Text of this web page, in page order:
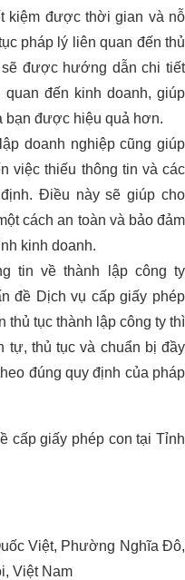
kiệm được thời gian và nỗ
pháp lý liên quan đến thủ
được hướng dẫn chi tiết
đến kinh doanh, giúp
bạn được hiệu quả hơn.
doanh nghiệp cũng giúp
việc thiếu thông tin và các
Điều này sẽ giúp cho
cách an toàn và bảo đảm
kinh doanh.
tin về thành lập công ty
đề Dịch vụ cấp giấy phép
thủ tục thành lập công ty thì
tự, thủ tục và chuẩn bị đầy
đúng quy định của pháp
cấp giấy phép con tại Tỉnh
Việt, Phường Nghĩa Đô,
Việt Nam